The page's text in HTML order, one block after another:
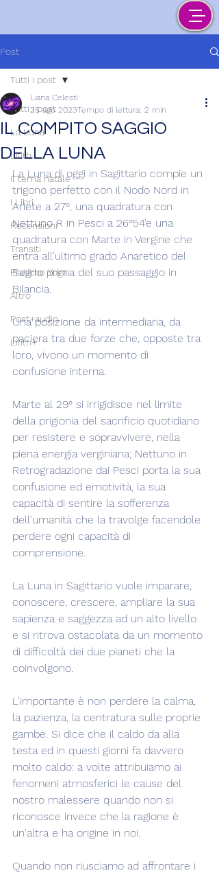
Post
Tutti i post
La Luna
Lilith
Il tema natale
I Libri
Recensioni
Transiti
Pratiche Yoga
Altro
Post+audio
Lilith+
Tutti i post
IL COMPITO SAGGIO
DELLA LUNA
Liana Celesti
25 ago 2023Tempo di lettura: 2 min
La Luna di oggi in Sagittario compie un
trigono perfetto con il Nodo Nord in
Ariete a 27°, una quadratura con
Nettuno R in Pesci a 26°54'e una
quadratura con Marte in Vergine che
entra all'ultimo grado Anaretico del
Segno prima del suo passaggio in
Bilancia.
Una posizione da intermediaria, da
paciera tra due forze che, opposte tra
loro, vivono un momento di
confusione interna.
Marte al 29° si irrigidisce nel limite
della prigionia del sacrificio quotidiano
per resistere e sopravvivere, nella
piena energia verginiana; Nettuno in
Retrogradazione dai Pesci porta la sua
confusione ed emotività, la sua
capacità di sentire la sofferenza
dell'umanità che la travolge facendole
perdere ogni capacità di
comprensione.
La Luna in Sagittario vuole imparare,
conoscere, crescere, ampliare la sua
sapienza e saggezza ad un alto livello
e si ritrova ostacolata da un momento
di difficoltà dei due pianeti che la
coinvolgono.
L'importante è non perdere la calma,
la pazienza, la centratura sulle proprie
gambe. Si dice che il caldo da alla
testa ed in questi giorni fa davvero
molto caldo: a volte attribuiamo ai
fenomeni atmosferici le cause del
nostro malessere quando non si
riconosce invece che la ragione è
un'altra e ha origine in noi.
Quando non riusciamo ad affrontare i